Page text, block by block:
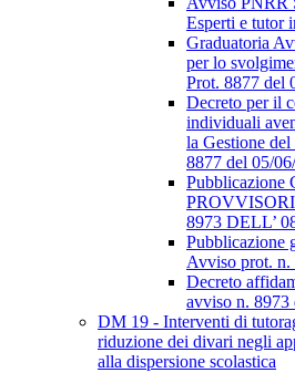
Esperti e tutor
Graduatoria
per lo
Prot. 8877 del
Decreto per il
individuali
la Gestione
8877 del 05/
8973 DELL’
Pubblicazione
Avviso prot. n.
Decreto
avviso n.
DM 19 - Interventi di
riduzione dei divari negli
alla dispersione scolastica